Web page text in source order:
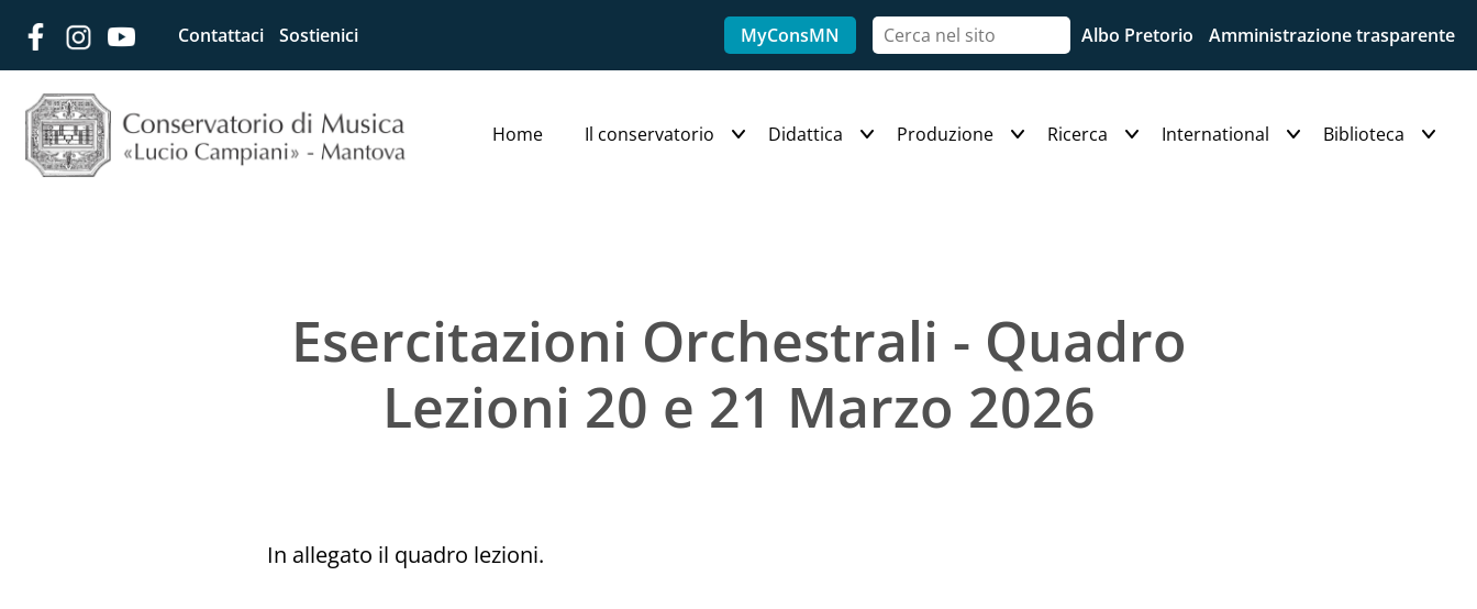
Contattaci Sostienici Albo Pretorio Amministrazione trasparente
MyConsMN
Home Il conservatorio Didattica Produzione Ricerca International Biblioteca
Esercitazioni Orchestrali - Quadro
Lezioni 20 e 21 Marzo 2026
In allegato il quadro lezioni.